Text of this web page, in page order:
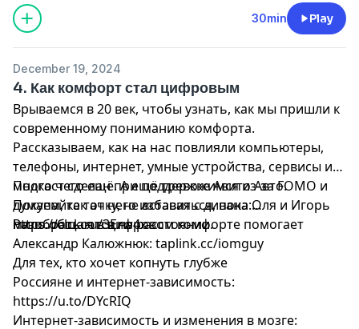
30min Play
December 19, 2024
4. Как комфорт стал цифровым
Врываемся в 20 век, чтобы узнать, как мы пришли к
современному пониманию комфорта.
Рассказываем, как на нас повлияли компьютеры,
телефоны, интернет, умные устройства, сервисы и
много чего ещё. А ещё тревожимся из-за FOMO и
думаем, как от него избавиться, пока Оля и Игорь
мило общаются на расстоянии.
Подкаст сделан при поддержке Авито Авто.
Покупайте тачку, не вставая с дивана:
https://clck.ru/3Erw4x
Разобраться в цифровом комфорте помогает
Александр Калюжнюк: taplink.cc/iomguy
Для тех, кто хочет копнуть глубже
Россияне и интернет-зависимость:
https://u.to/DYcRIQ
Интернет-зависимость и изменения в мозге: